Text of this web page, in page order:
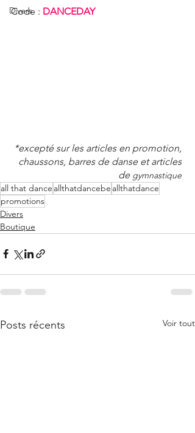
Divers
Code : DANCEDAY
*excepté sur les articles en promotion,
chaussons, barres de danse et articles
de gymnastique
all that dance allthatdancebe allthatdance
promotions
Divers
Boutique
Posts récents Voir tout